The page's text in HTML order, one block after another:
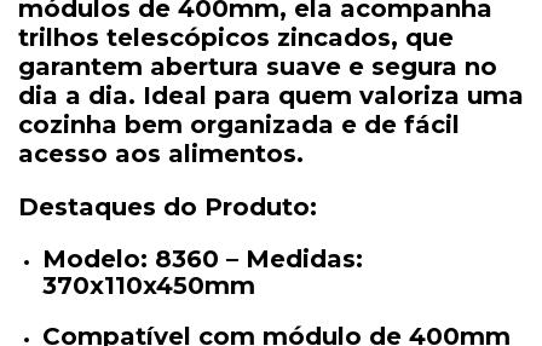
módulos de 400mm, ela acompanha
trilhos telescópicos zincados, que
garantem abertura suave e segura no
dia a dia. Ideal para quem valoriza uma
cozinha bem organizada e de fácil
acesso aos alimentos.
Destaques do Produto:
Modelo: 8360 – Medidas:
370x110x450mm
Compatível com módulo de 400mm